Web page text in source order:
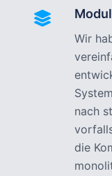
Wir
nach
die